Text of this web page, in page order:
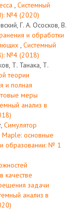
, Системный
№4 (2020)
Г. А. Ососков, В.
и обработки
, Системный
№4 (2018)
Т. Танака, Т.
теории
и полная
меры
анализ в
Симулятор
Maple: основные
образовании: № 1
качестве
задачи
анализ в